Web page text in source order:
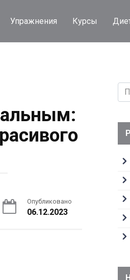
Упражнения Курсы
Опубликовано
06.12.2023
for: